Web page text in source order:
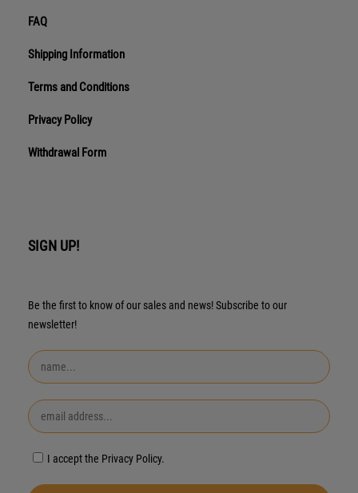
FAQ
Shipping Information
Terms and Conditions
Privacy Policy
Withdrawal Form
SIGN UP!
Be the first to know of our sales and news! Subscribe to our
newsletter!
I accept the Privacy Policy.